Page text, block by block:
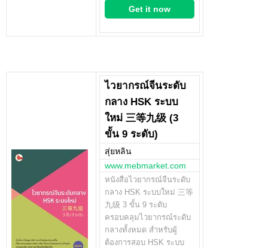
Get it now
ไวยากรณ์จีนระดับ
กลาง HSK ระบบ
ใหม่ 三等九级 (3
ขั้น 9 ระดับ)
สุ่ยหลิน
www.mebmarket.com
หนังสือไวยากรณ์จีนระดับ
กลาง HSK ระบบใหม่ 三等
九级 3 ขั้น 9 ระดับ
ครอบคลุมไวยากรณ์ระดับ
กลางทั้งหมด สำหรับผู้
ต้องการสอบ HSK ระบบ